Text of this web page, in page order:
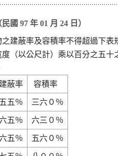
國 97 年 01 月 24 日）
建蔽率及容積率不得超過下表
（以公尺計）乘以百分之五十